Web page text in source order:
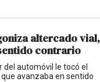
altercado vial,
contrario
del automóvil le tocó el
avanzaba en sentido